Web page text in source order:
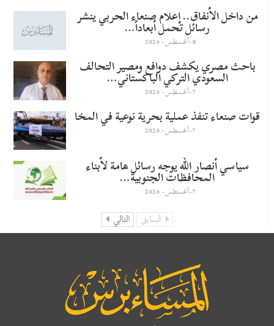
من داخل الأنفاق.. إعلام صنعاء الحربي ينشر
رسائل تحمل أبعاداً…
8-أغسطس- 2026
باحث مصري يكشف دوافع ومصير التحالف
السعودي التركي الباكستاني…
7-أغسطس- 2026
قوات صنعاء تنفذ عملية بحرية نوعية في المخا
7-أغسطس- 2026
سياسي أنصار الله يوجه رسائل هامة لأبناء
المحافظات الجنوبية…
7-أغسطس- 2026
السابق التالي